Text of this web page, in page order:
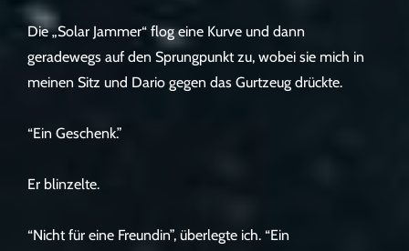
Die „Solar Jammer“ flog eine Kurve und dann
geradewegs auf den Sprungpunkt zu, wobei sie mich in
meinen Sitz und Dario gegen das Gurtzeug drückte.
“Ein Geschenk.”
Er blinzelte.
“Nicht für eine Freundin”, überlegte ich. “Ein